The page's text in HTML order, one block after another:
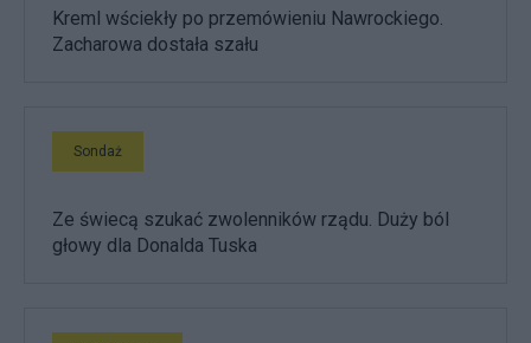
Kreml wściekły po przemówieniu Nawrockiego.
Zacharowa dostała szału
Sondaż
Ze świecą szukać zwolenników rządu. Duży ból
głowy dla Donalda Tuska